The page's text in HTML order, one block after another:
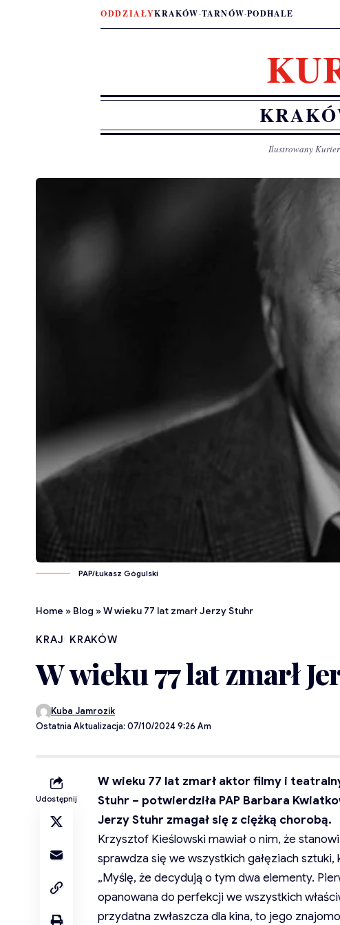
ODDZIAŁYKRAKÓW·TARNÓW·PODHALE
Ilustrowany Kurier
PAP/Łukasz Gógulski
Home » Blog »W wieku 77 lat zmarł Jerzy Stuhr
KRAJ KRAKÓW
W wieku 77 lat zmarł
Ostatnia Aktualizacja: 07/10/2024 9:26 Am
Kuba Jamrozik
Udostępnij
W wieku 77 lat zmarł aktor filmy i
Stuhr – potwierdziła PAP Barbara
Jerzy Stuhr zmagał się z ciężką chorobą.
Krzysztof Kieślowski mawiał o nim, że
sprawdza się we wszystkich gałęziach
„Myślę, że decydują o tym dwa elementy.
opanowana do perfekcji we wszystkich
przydatna zwłaszcza dla kina, to jego